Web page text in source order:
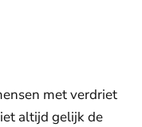
met verdriet
altijd gelijk de